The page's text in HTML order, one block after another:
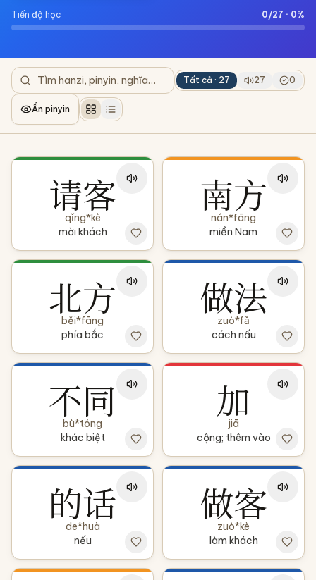
Tiến độ học 0/27 · 0%
Tất cả · 27 27 0
Ẩn pinyin
请客
qǐng*kè
mời khách
南方
nán*fāng
miền Nam
北方
běi*fāng
phía bắc
做法
zuò*fǎ
cách nấu
不同
bù*tóng
khác biệt
加
jiā
cộng; thêm vào
的话
de*huà
nếu
做客
zuò*kè
làm khách